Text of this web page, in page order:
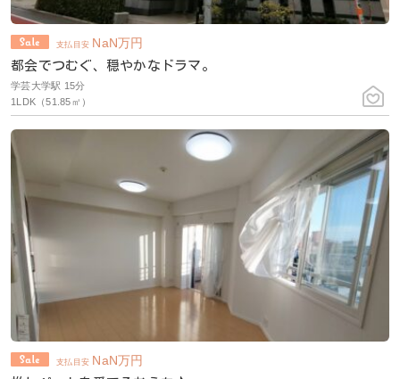
支払目安 NaN万円
都会でつむぐ、穏やかなドラマ。
学芸大学駅 15分
1LDK（51.85㎡）
支払目安 NaN万円